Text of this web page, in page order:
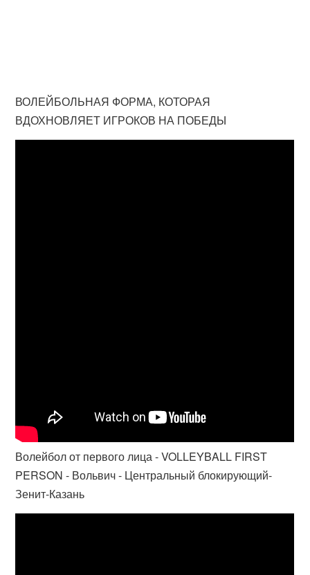
ВОЛЕЙБОЛЬНАЯ ФОРМА, КОТОРАЯ
ВДОХНОВЛЯЕТ ИГРОКОВ НА ПОБЕДЫ
Волейбол от первого лица - VOLLEYBALL FIRST
PERSON - Вольвич - Центральный блокирующий-
Зенит-Казань